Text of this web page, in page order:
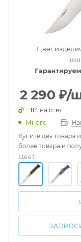
Цвет
2 290 ₽/
+ 114 на счет
Много
Купите два товара
более товара и
Цвет: